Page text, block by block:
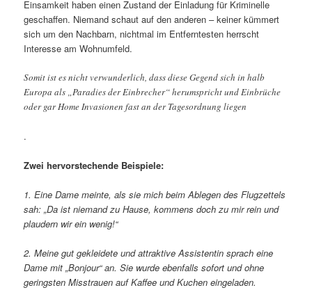
Einsamkeit haben einen Zustand der Einladung für Kriminelle
geschaffen. Niemand schaut auf den anderen – keiner kümmert
sich um den Nachbarn, nichtmal im Entferntesten herrscht
Interesse am Wohnumfeld.
Somit ist es nicht verwunderlich, dass diese Gegend sich in halb
Europa als „Paradies der Einbrecher“ herumspricht und Einbrüche
oder gar Home Invasionen fast an der Tagesordnung liegen
.
Zwei hervorstechende Beispiele:
1. Eine Dame meinte, als sie mich beim Ablegen des Flugzettels
sah: „Da ist niemand zu Hause, kommens doch zu mir rein und
plaudern wir ein wenig!“
2. Meine gut gekleidete und attraktive Assistentin sprach eine
Dame mit „Bonjour“ an. Sie wurde ebenfalls sofort und ohne
geringsten Misstrauen auf Kaffee und Kuchen eingeladen.